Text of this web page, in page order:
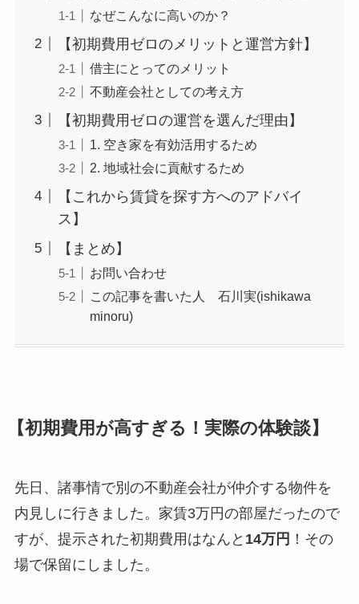
なぜこんなに高いのか？
【初期費用ゼロのメリットと運営方針】
借主にとってのメリット
不動産会社としての考え方
【初期費用ゼロの運営を選んだ理由】
1. 空き家を有効活用するため
2. 地域社会に貢献するため
【これから賃貸を探す方へのアドバイ
ス】
【まとめ】
お問い合わせ
この記事を書いた人 石川実(ishikawa
minoru)
【初期費用が高すぎる！実際の体験談】
先日、諸事情で別の不動産会社が仲介する物件を
内見しに行きました。家賃3万円の部屋だったので
すが、提示された初期費用はなんと 14万円 ！その
場で保留にしました。